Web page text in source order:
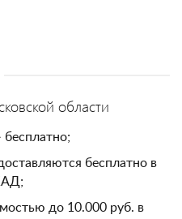
области
бесплатно в
до 10.000 руб. в